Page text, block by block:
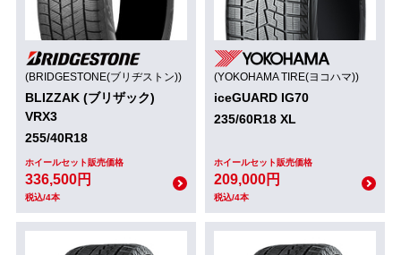
(BRIDGESTONE(ブリヂストン))
BLIZZAK (ブリザック)
VRX3
255/40R18
ホイールセット販売価格
336,500円
税込/4本
(YOKOHAMA TIRE(ヨコハマ))
iceGUARD IG70
235/60R18 XL
ホイールセット販売価格
209,000円
税込/4本